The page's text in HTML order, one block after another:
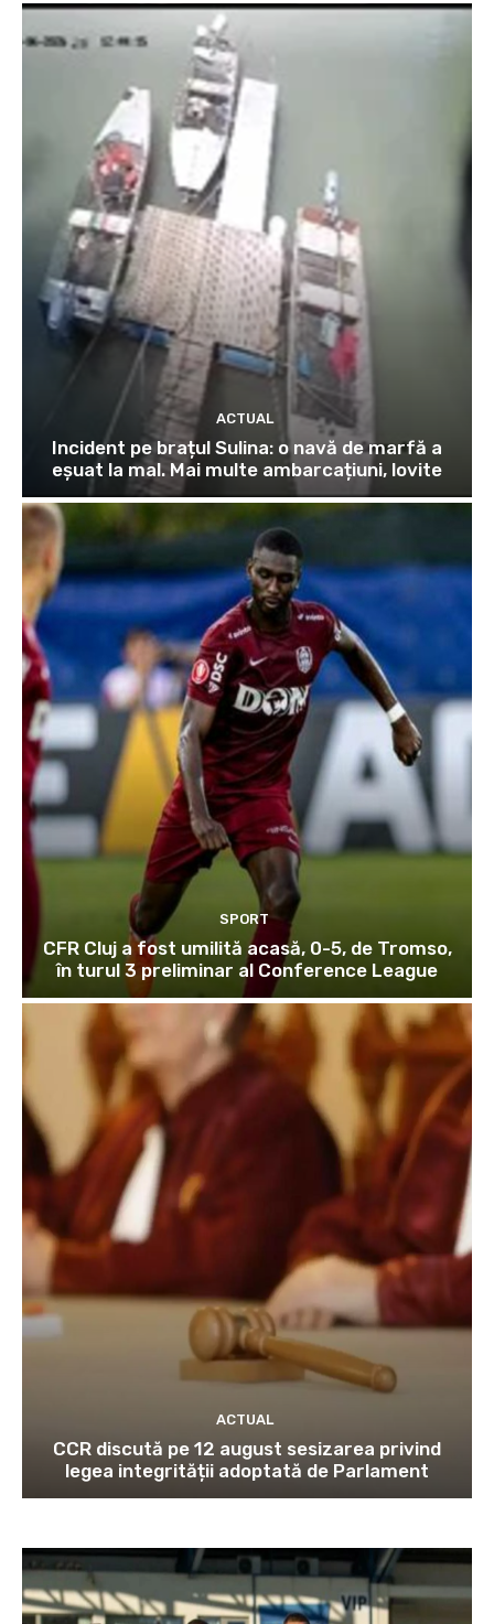
ACTUAL
Incident pe brațul Sulina: o navă de marfă a
eșuat la mal. Mai multe ambarcațiuni, lovite
SPORT
CFR Cluj a fost umilită acasă, 0-5, de Tromso,
în turul 3 preliminar al Conference League
ACTUAL
CCR discută pe 12 august sesizarea privind
legea integrității adoptată de Parlament